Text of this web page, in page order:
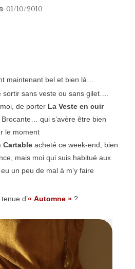
01/10/2010
maintenant bel et bien là…
sans veste ou sans gilet….
de porter La Veste en cuir
qui s’avère être bien
le moment
Cartable acheté ce week-end, bien
mais moi qui suis habitué aux
un peu de mal à m’y faire
d’« Automne » ?